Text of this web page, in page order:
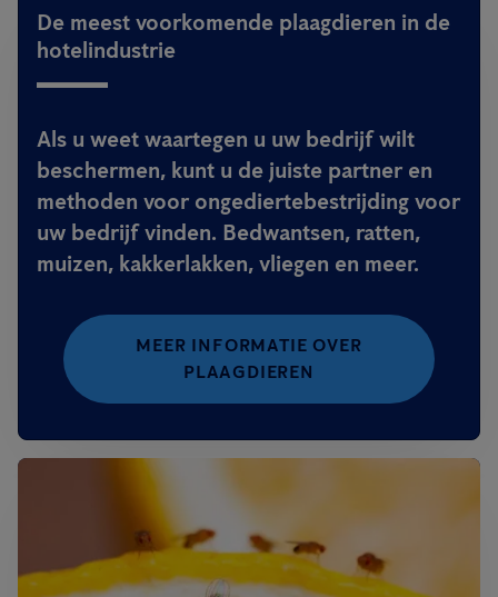
De meest voorkomende plaagdieren in de
hotelindustrie
Als u weet waartegen u uw bedrijf wilt
beschermen, kunt u de juiste partner en
methoden voor ongediertebestrijding voor
uw bedrijf vinden. Bedwantsen, ratten,
muizen, kakkerlakken, vliegen en meer.
MEER INFORMATIE OVER
PLAAGDIEREN